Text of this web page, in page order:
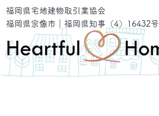
福岡県宅地建物取引業協会
福岡県宗像市｜福岡県知事（4）16432号